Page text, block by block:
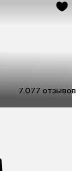
7.077 отзывов